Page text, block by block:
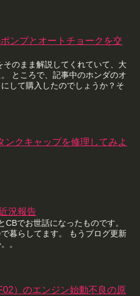
ンプとオートチョークを交
のまま解説してくれていて、大
ところで、記事中のホンダのオ
して購入したのでしょうか？そ
ンクキャップを修理してみよ
況報告
でお世話になったものです。
暮らしてます。 もうブログ更新
。
）のエンジン始動不良の原